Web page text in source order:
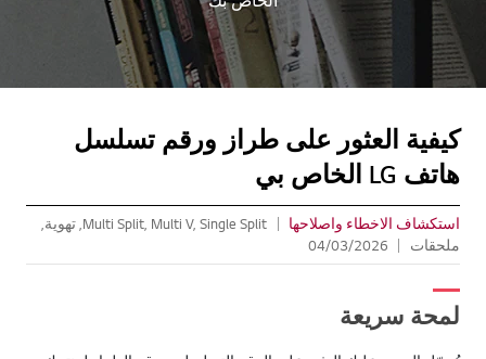
كيفية العثور على طراز ورقم تسلسل
هاتف LG الخاص بي
استكشاف الاخطاء واصلاحها
Multi Split, Multi V, Single Split, تهوية,
ملحقات
04/03/2026
لمحة سريعة